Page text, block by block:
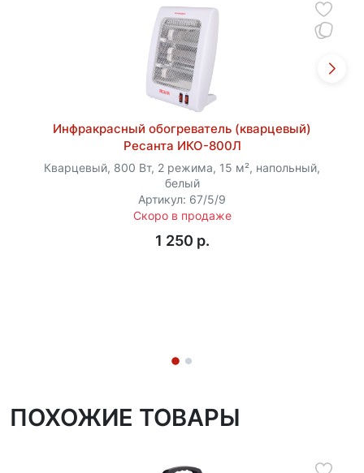
условия эксплуатации.
Инфракрасный обогреватель (кварцевый)
Ресанта ИКО-800Л
Кварцевый, 800 Вт, 2 режима, 15 м², напольный,
белый
Артикул: 67/5/9
Скоро в продаже
1 250 p.
ПОХОЖИЕ ТОВАРЫ